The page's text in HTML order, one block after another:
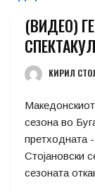
(ВИДЕО)
КИРИЛ
сезона во
претходната
Стојановски
сезоната